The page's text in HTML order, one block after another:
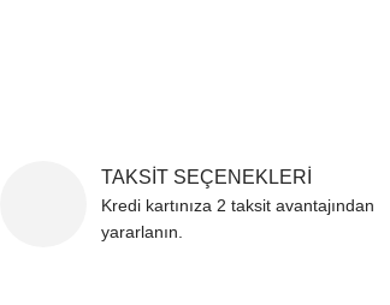
TAKSİT SEÇENEKLERİ
Kredi kartınıza 2 taksit avantajından
yararlanın.